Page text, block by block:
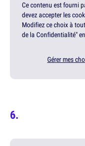
Ce contenu est fourni
devez accepter les
Modifiez ce choix à
de la Confidentialité"
Gérer mes